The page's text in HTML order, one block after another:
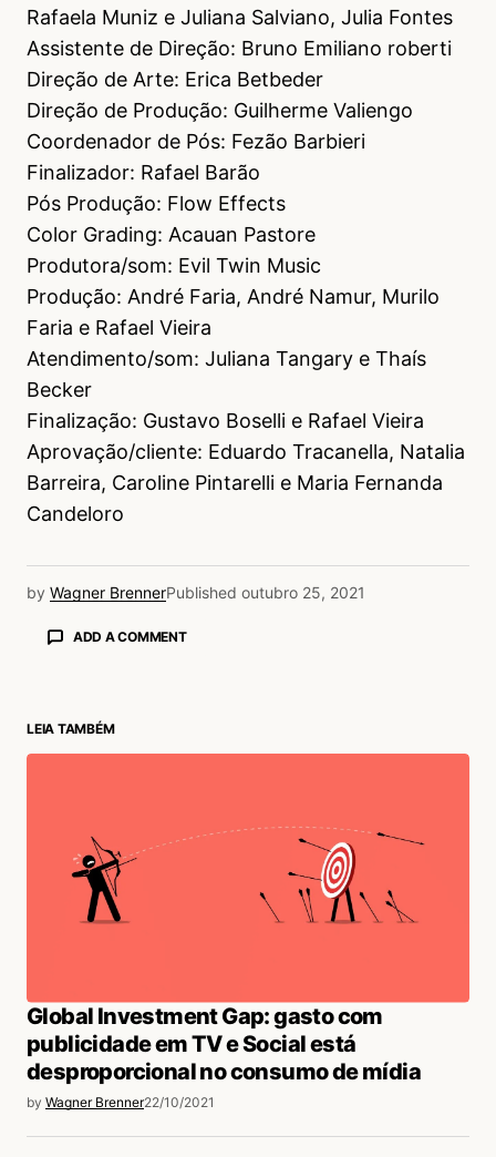
Rafaela Muniz e Juliana Salviano, Julia Fontes
Assistente de Direção: Bruno Emiliano roberti
Direção de Arte: Erica Betbeder
Direção de Produção: Guilherme Valiengo
Coordenador de Pós: Fezão Barbieri
Finalizador: Rafael Barão
Pós Produção: Flow Effects
Color Grading: Acauan Pastore
Produtora/som: Evil Twin Music
Produção: André Faria, André Namur, Murilo
Faria e Rafael Vieira
Atendimento/som: Juliana Tangary e Thaís
Becker
Finalização: Gustavo Boselli e Rafael Vieira
Aprovação/cliente: Eduardo Tracanella, Natalia
Barreira, Caroline Pintarelli e Maria Fernanda
Candeloro
by Wagner BrennerPublished outubro 25, 2021
ADD A COMMENT
LEIA TAMBÉM
Global Investment Gap: gasto com
publicidade em TV e Social está
desproporcional no consumo de mídia
by Wagner Brenner22/10/2021